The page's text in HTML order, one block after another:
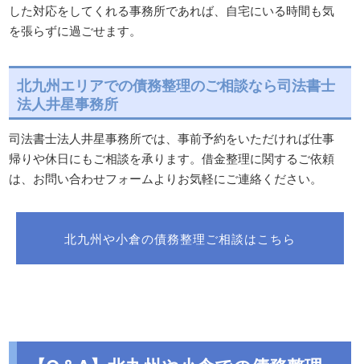
した対応をしてくれる事務所であれば、自宅にいる時間も気
を張らずに過ごせます。
北九州エリアでの債務整理のご相談なら司法書士
法人井星事務所
司法書士法人井星事務所では、事前予約をいただければ仕事
帰りや休日にもご相談を承ります。借金整理に関するご依頼
は、お問い合わせフォームよりお気軽にご連絡ください。
北九州や小倉の債務整理ご相談はこちら